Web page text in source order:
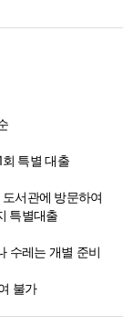
회 특별 대출
서관에 방문하여
특별대출
수레는 개별 준비
불가